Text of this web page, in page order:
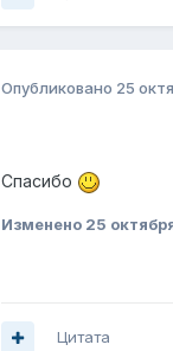
Опубликовано 25
Спасибо
Изменено 25
Цитата